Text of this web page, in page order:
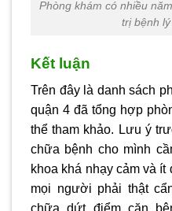
Phòng khám có nhiều
trị bệnh
Kết luận
Trên đây là danh sách
quận 4đã tổng hợp
thể tham khảo. Lưu ý
chữa bệnh cho mình
khoa khá nhạy cảm và
mọi người phải thật